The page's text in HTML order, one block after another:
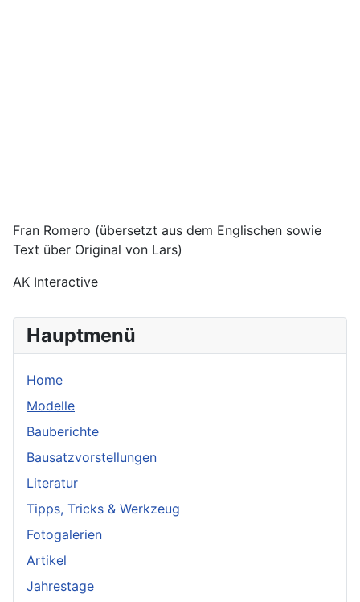
Hauptmenü
Home
Modelle
Bauberichte
Bausatzvorstellungen
Literatur
Tipps, Tricks & Werkzeug
Fotogalerien
Artikel
Jahrestage
Fran Romero (übersetzt aus dem Englischen sowie
Text über Original von Lars)
AK Interactive